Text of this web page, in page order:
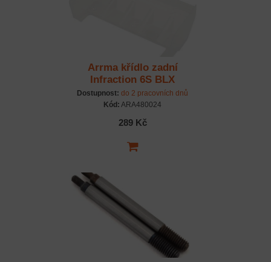
Arrma křídlo zadní
Infraction 6S BLX
nenabarvené
Dostupnost: do 2 pracovních dnů
Kód: ARA480024
289 Kč